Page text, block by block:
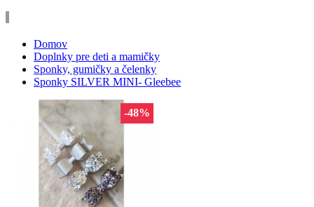
Domov
Doplnky pre deti a mamičky
Sponky, gumičky a čelenky
Sponky SILVER MINI- Gleebee
-48%